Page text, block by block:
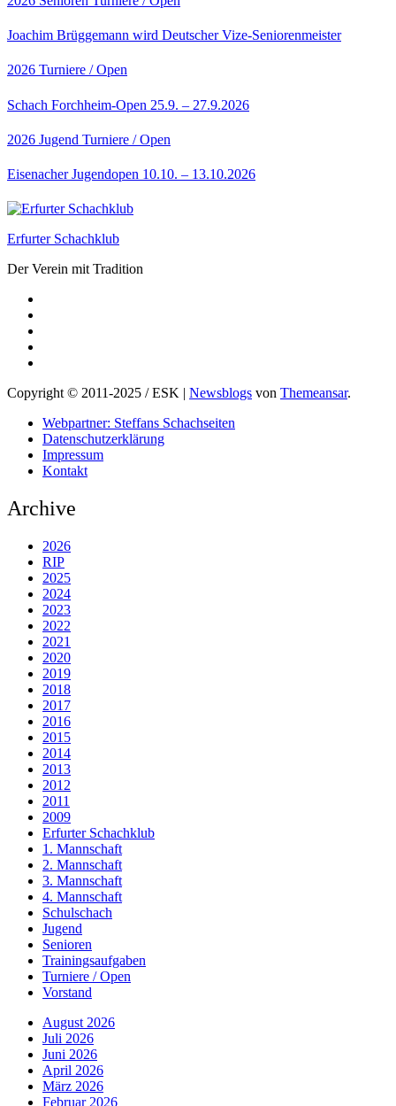
Joachim Brüggemann wird Deutscher Vize-Seniorenmeister
2026 Turniere / Open
Schach Forchheim-Open 25.9. – 27.9.2026
2026 Jugend Turniere / Open
Eisenacher Jugendopen 10.10. – 13.10.2026
Erfurter Schachklub
Der Verein mit Tradition
Copyright © 2011-2025 / ESK | Newsblogs von Themeansar.
Webpartner: Steffans Schachseiten
Datenschutzerklärung
Impressum
Kontakt
Archive
2026
RIP
2025
2024
2023
2022
2021
2020
2019
2018
2017
2016
2015
2014
2013
2012
2011
2009
Erfurter Schachklub
1. Mannschaft
2. Mannschaft
3. Mannschaft
4. Mannschaft
Schulschach
Jugend
Senioren
Trainingsaufgaben
Turniere / Open
Vorstand
August 2026
Juli 2026
Juni 2026
April 2026
März 2026
Februar 2026